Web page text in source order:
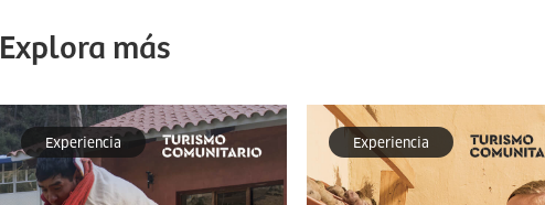
Explora más
Experiencia Experiencia